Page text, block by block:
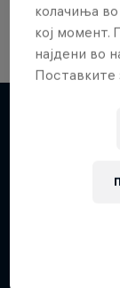
колачиња
кој момент.
најдени во
Поставките